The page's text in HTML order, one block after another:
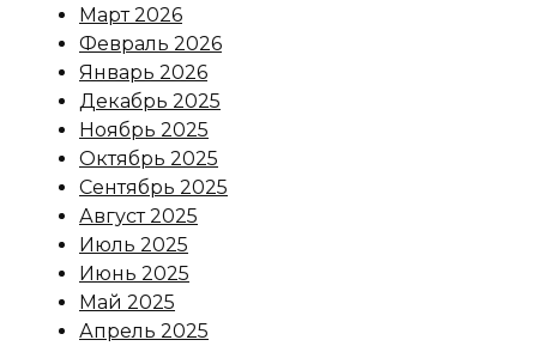
Март 2026
Февраль 2026
Январь 2026
Декабрь 2025
Ноябрь 2025
Октябрь 2025
Сентябрь 2025
Август 2025
Июль 2025
Июнь 2025
Май 2025
Апрель 2025